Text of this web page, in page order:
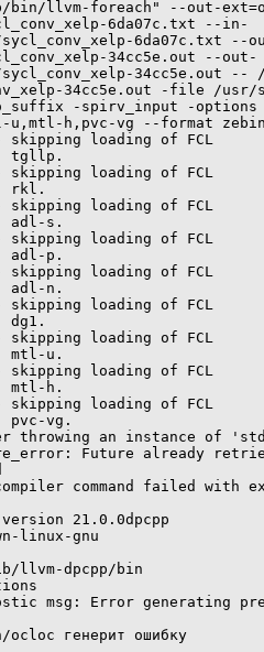
6da07c.txt --in-
sycl_conv_xelp-6da07c.txt
34cc5e.out --out-
34cc5e.out
34cc5e.out -file /usr/
-spirv_input -
u,mtl-h,pvc-vg --format
skipping loading of FCL
: tgllp.
skipping loading of FCL
: rkl.
skipping loading of FCL
adl-s.
skipping loading of FCL
adl-p.
skipping loading of FCL
adl-n.
skipping loading of FCL
dg1.
skipping loading of FCL
mtl-u.
skipping loading of FCL
mtl-h.
skipping loading of FCL
pvc-vg.
throwing an instance of
command failed with
21.0.0dpcpp
linux-gnu
dpcpp/bin
msg: Error generating
генерит ошибку